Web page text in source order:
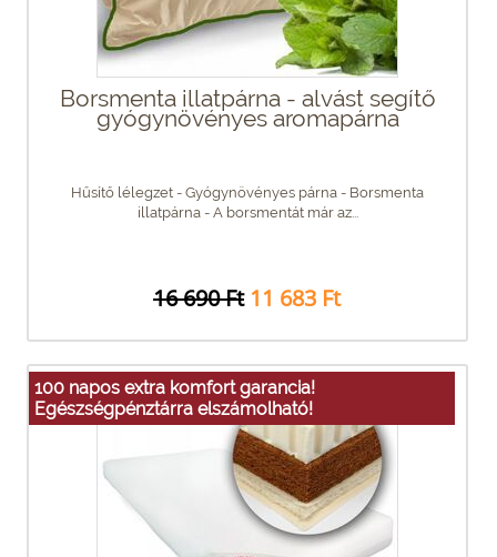
Borsmenta illatpárna - alvást segítő
gyógynövényes aromapárna
Hűsítő lélegzet - Gyógynövényes párna - Borsmenta
illatpárna - A borsmentát már az...
16 690 Ft 11 683 Ft
100 napos extra komfort garancia!
Egészségpénztárra elszámolható!